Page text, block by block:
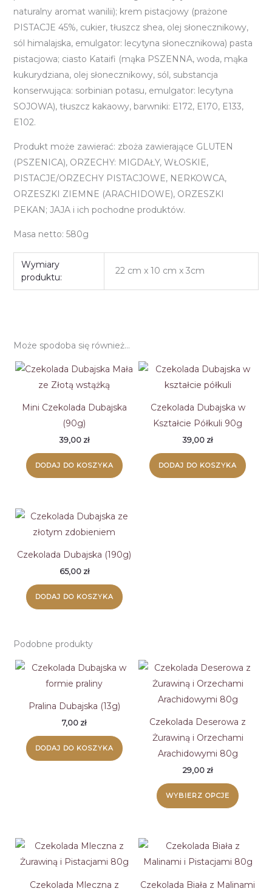
naturalny aromat wanilii); krem pistacjowy (prażone
PISTACJE 45%, cukier, tłuszcz shea, olej słonecznikowy,
sól himalajska, emulgator: lecytyna słonecznikowa) pasta
pistacjowa; ciasto Kataifi (mąka PSZENNA, woda, mąka
kukurydziana, olej słonecznikowy, sól, substancja
konserwująca: sorbinian potasu, emulgator: lecytyna
SOJOWA), tłuszcz kakaowy, barwniki: E172, E170, E133,
E102.
Produkt może zawierać: zboża zawierające GLUTEN
(PSZENICA), ORZECHY: MIGDAŁY, WŁOSKIE,
PISTACJE/ORZECHY PISTACJOWE, NERKOWCA,
ORZESZKI ZIEMNE (ARACHIDOWE), ORZESZKI
PEKAN; JAJA i ich pochodne produktów.
Masa netto: 580g
Wymiary
produktu:
22 cm x 10 cm x 3cm
Może spodoba się również…
Mini Czekolada Dubajska
(90g)
39,00 zł
DODAJ DO KOSZYKA
Czekolada Dubajska w
Kształcie Półkuli 90g
39,00 zł
DODAJ DO KOSZYKA
Czekolada Dubajska (190g)
65,00 zł
DODAJ DO KOSZYKA
Podobne produkty
Pralina Dubajska (13g)
7,00 zł
DODAJ DO KOSZYKA
Czekolada Deserowa z
Żurawiną i Orzechami
Arachidowymi 80g
29,00 zł
WYBIERZ OPCJE
Opcje
można
Czekolada Mleczna z
Czekolada Biała z Malinami